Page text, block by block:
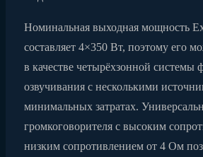
Номинальная выходная мощность
составляет 4×350 Вт, поэтому его
в качестве четырёхзонной системы
озвучивания с несколькими
минимальных затратах.
громкоговорителя с высоким
низким сопротивлением от 4 Ом